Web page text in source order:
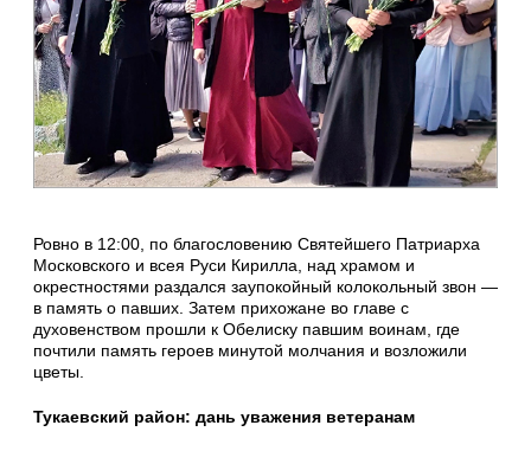
Ровно в 12:00, по благословению Святейшего Патриарха
Московского и всея Руси Кирилла, над храмом и
окрестностями раздался заупокойный колокольный звон —
в память о павших. Затем прихожане во главе с
духовенством прошли к Обелиску павшим воинам, где
почтили память героев минутой молчания и возложили
цветы.
Тукаевский район: дань уважения ветеранам